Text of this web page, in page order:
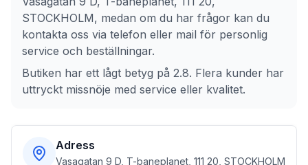
STOCKHOLM, medan om du har frågor kan du
kontakta oss via telefon eller mail för personlig
service och beställningar.
Butiken har ett lågt betyg på 2.8. Flera kunder har
uttryckt missnöje med service eller kvalitet.
Adress
Vasagatan 9 D, T-baneplanet, 111 20, STOCKHOLM